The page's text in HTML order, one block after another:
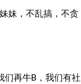
妹，不乱搞，不贪
们再牛B，我们有社